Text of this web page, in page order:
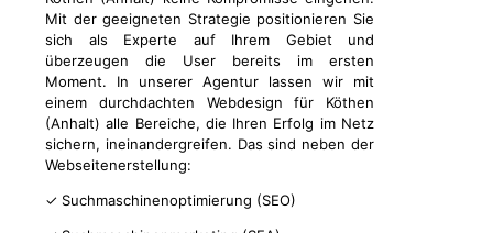
Mit der geeigneten Strategie positionieren Sie
sich als Experte auf Ihrem Gebiet und
überzeugen die User bereits im ersten
Moment. In unserer Agentur lassen wir mit
einem durchdachten Webdesign für Köthen
(Anhalt) alle Bereiche, die Ihren Erfolg im Netz
sichern, ineinandergreifen. Das sind neben der
Webseitenerstellung:
✓ Suchmaschinenoptimierung (SEO)